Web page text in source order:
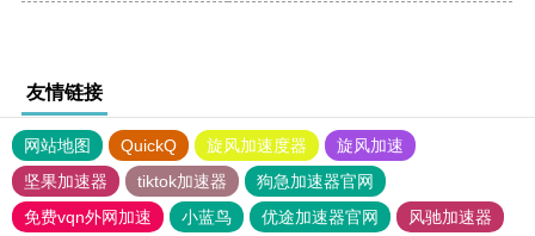
友情链接
网站地图 QuickQ 旋风加速度器
旋风加速
坚果加速器
tiktok加速器
狗急加速器官网
免费vqn外网加速
小蓝鸟 优途加速器官网
风驰加速器